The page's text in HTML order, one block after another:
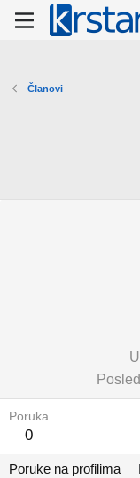
Članovi
Poruka
0
Poruke na profilima